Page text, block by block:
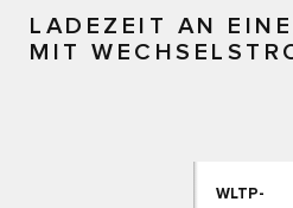
LADEZEIT AN
MIT
WLTP-